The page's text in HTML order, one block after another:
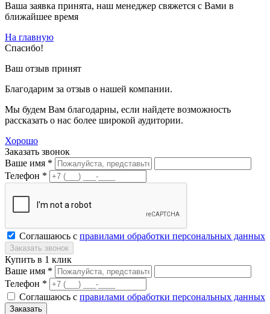
Ваша заявка принята, наш менеджер свяжется с Вами в
ближайшее время
На главную
Спасибо!
Ваш отзыв принят
Благодарим за отзыв о нашей компании.
Мы будем Вам благодарны, если найдете возможность
рассказать о нас более широкой аудитории.
Хорошо
Заказать звонок
Ваше имя *
Телефон *
Соглашаюсь с правилами обработки персональных данных
Купить в 1 клик
Ваше имя *
Телефон *
Соглашаюсь с правилами обработки персональных данных